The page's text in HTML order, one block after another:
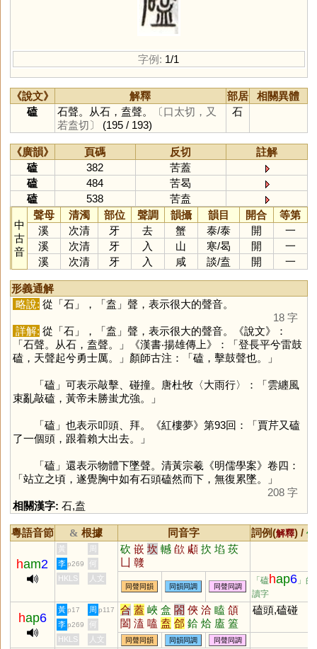
字例: 1/1
《說文》 解釋 部居
相關異體
磕
石聲。从石，盍聲。
〔口太切，又
若盍切〕
(195 / 193)
石
《廣韻》 頁碼 反切
註解
磕
382
苦蓋
磕
484
苦曷
磕
538 苦盍
中
古
音
聲母 清濁 部位 聲調 韻攝 韻目 開合
等第
溪
次清 牙 去 蟹 泰/泰 開
一
溪
次清 牙 入 山 寒/曷 開
一
溪
次清 牙 入 咸 談/盍 開 一
形義通解
略說: 從「石」，「盍 」聲，表示很大的聲音。
18 字
詳解: 從「石」，「盍 」聲，表示很大的聲音。《說文》：
「石聲。从石，盍聲。」《漢書‧揚雄傳上》：「登長平兮雷鼓
磕，天聲起兮勇士厲。」顏師古注：「磕，擊鼓聲也。」
「磕」可表示敲擊、碰撞。唐杜牧〈大雨行〉：「雲纏風
束亂敲磕，黃帝未勝蚩尤強。」
「磕」也表示叩頭、拜。《紅樓夢》第93回：「賈芹又磕
了一個頭，跟着賴大出去。」
「磕」還表示物體下墜聲。清黃宗羲《明儒學案》卷四：
「站立之頃，遂覺胸中如有石頭磕然而下，無復累墜。」
208 字
相關漢字: 石,盍
粵語音節 & 根據 同音字 詞例(解釋) /
ham2
黃 周 砍 嵌 坎 轗 欿 顑 扻 埳 莰
竷
李 p269
何
HKLS
人文
同聲同韻 同韻同調 同聲同調
「磕hap6 」的
讀字
hap6
黃 p17 周 p117 合 蓋 峽 盒 閤 俠 洽 瞌 頜
闔 溘 嗑 盍 郃 鉿 烚 廅 篕
鑉 熆 榙 珨 姶 噈 榼 搕 欱
磕頭,磕碰
李 p269
何
HKLS
人文 同聲同韻 同韻同調 同聲同調